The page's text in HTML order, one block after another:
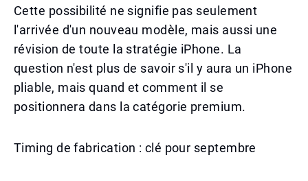
Cette possibilité ne signifie pas seulement
l'arrivée d'un nouveau modèle, mais aussi une
révision de toute la stratégie iPhone. La
question n'est plus de savoir s'il y aura un iPhone
pliable, mais quand et comment il se
positionnera dans la catégorie premium.
Timing de fabrication : clé pour septembre